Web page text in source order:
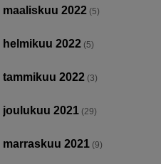
maaliskuu 2022 (5)
helmikuu 2022 (5)
tammikuu 2022 (3)
joulukuu 2021 (29)
marraskuu 2021 (9)